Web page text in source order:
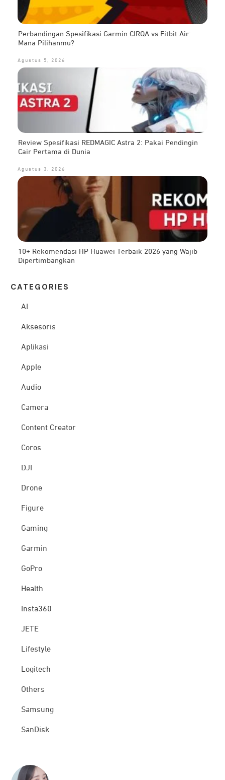
Perbandingan Spesifikasi Garmin CIRQA vs Fitbit Air:
Mana Pilihanmu?
Agustus 5, 2026
Review Spesifikasi REDMAGIC Astra 2: Pakai Pendingin
Cair Pertama di Dunia
Agustus 3, 2026
10+ Rekomendasi HP Huawei Terbaik 2026 yang Wajib
Dipertimbangkan
CATEG ORIES
AI
Aksesoris
Aplikasi
Apple
Audio
Camera
Content Creator
Coros
DJI
Drone
Figure
Gaming
Garmin
GoPro
Health
Insta360
JETE
Lifestyle
Logitech
Others
Samsung
SanDisk